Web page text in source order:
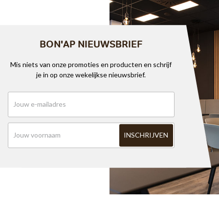
BON'AP NIEUWSBRIEF
Mis niets van onze promoties en producten en schrijf
je in op onze wekelijkse nieuwsbrief.